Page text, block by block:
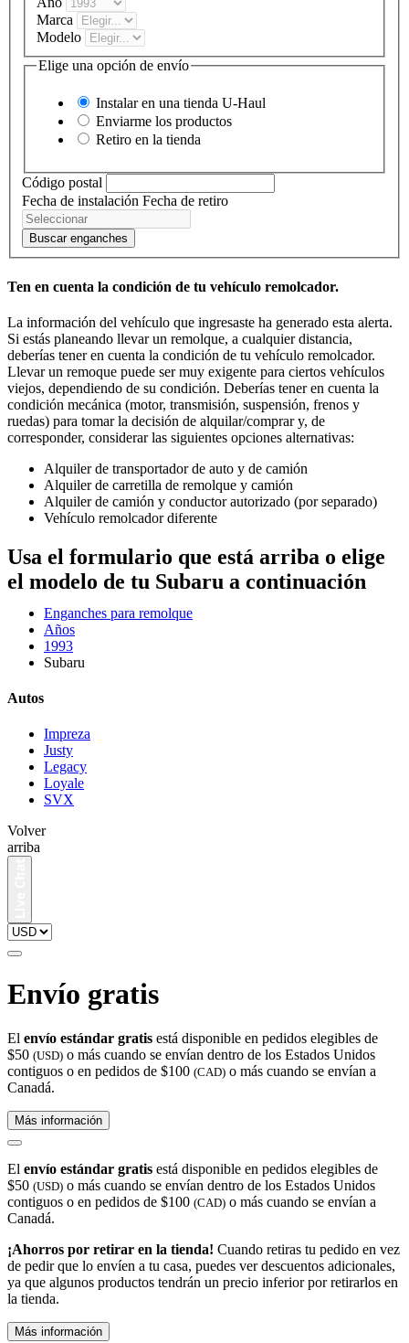
Marca
Modelo
Elige una opción de envío
Instalar en una tienda U-Haul
Enviarme los productos
Retiro en la tienda
Código postal
Fecha de instalación Fecha de retiro
Buscar enganches
Ten en cuenta la condición de tu vehículo remolcador.
La información del vehículo que ingresaste ha generado esta alerta.
Si estás planeando llevar un remolque, a cualquier distancia,
deberías tener en cuenta la condición de tu vehículo remolcador.
Llevar un remoque puede ser muy exigente para ciertos vehículos
viejos, dependiendo de su condición. Deberías tener en cuenta la
condición mecánica (motor, transmisión, suspensión, frenos y
ruedas) para tomar la decisión de alquilar/comprar y, de
corresponder, considerar las siguientes opciones alternativas:
Alquiler de transportador de auto y de camión
Alquiler de carretilla de remolque y camión
Alquiler de camión y conductor autorizado (por separado)
Vehículo remolcador diferente
Usa el formulario que está arriba o elige
el modelo de tu Subaru a continuación
Enganches para remolque
Años
1993
Subaru
Autos
Impreza
Justy
Legacy
Loyale
SVX
Volver
arriba
Envío gratis
El envío estándar gratis está disponible en pedidos elegibles de
$50 (USD) o más cuando se envían dentro de los Estados Unidos
contiguos o en pedidos de $100 (CAD) o más cuando se envían a
Canadá.
Más información
El envío estándar gratis está disponible en pedidos elegibles de
$50 (USD) o más cuando se envían dentro de los Estados Unidos
contiguos o en pedidos de $100 (CAD) o más cuando se envían a
Canadá.
¡Ahorros por retirar en la tienda! Cuando retiras tu pedido en vez
de pedir que lo envíen a tu casa, puedes ver descuentos adicionales,
ya que algunos productos tendrán un precio inferior por retirarlos en
la tienda.
Más información